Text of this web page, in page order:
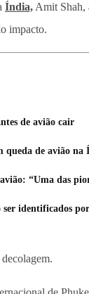
Índia, Amit Shah,
impacto.
de avião cair
queda de avião na
“Uma das
ser identificados